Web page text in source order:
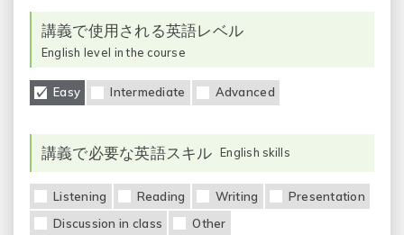
講義で使用される英語レベル
English level in the course
Easy Intermediate Advanced
講義で必要な英語スキル English skills
Listening Reading Writing
Presentation
Discussion in class
Other